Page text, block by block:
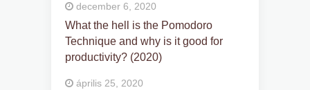
december 6, 2020
What the hell is the Pomodoro
Technique and why is it good for
productivity? (2020)
április 25, 2020